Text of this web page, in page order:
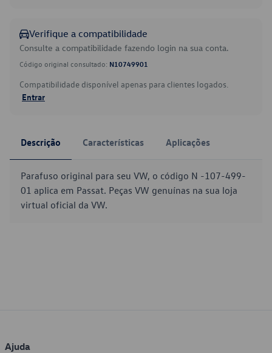
Verifique a compatibilidade
Consulte a compatibilidade fazendo login na sua conta.
Código original consultado: N10749901
Compatibilidade disponível apenas para clientes logados.
Entrar
Descrição Características Aplicações
Parafuso original para seu VW, o código N -107-499-
01 aplica em Passat. Peças VW genuínas na sua loja
virtual oficial da VW.
Ajuda